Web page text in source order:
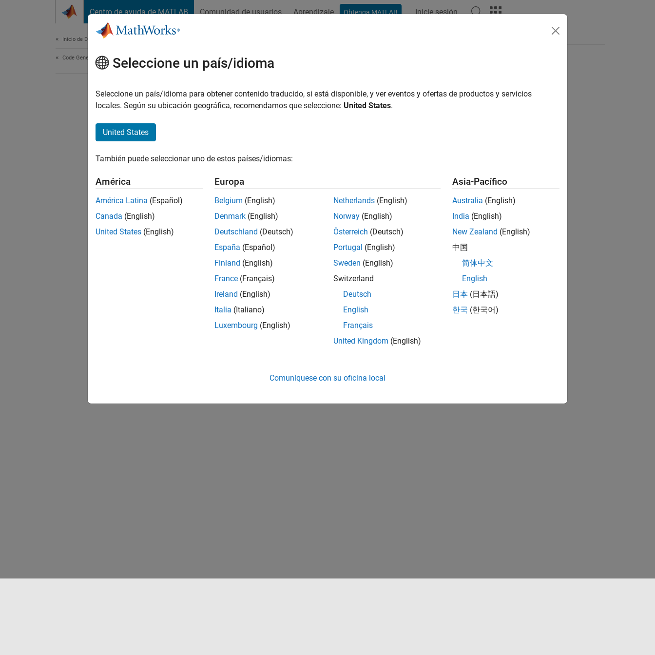
Centro de ayuda de MATLAB Comunidad de usuarios Aprendizaje Obtenga MATLAB Inicie sesión
Inicio de Documentación
Code Generation
How useful was this information?
Seleccione un país/idioma
Seleccione un país/idioma para obtener contenido traducido, si está disponible, y ver eventos y ofertas de productos y servicios
locales. Según su ubicación geográfica, recomendamos que seleccione: United States.
United States
También puede seleccionar uno de estos países/idiomas:
América
América Latina (Español)
Canada (English)
United States (English)
Europa
Belgium (English)
Denmark (English)
Deutschland (Deutsch)
España (Español)
Finland (English)
France (Français)
Ireland (English)
Italia (Italiano)
Luxembourg (English)
Netherlands (English)
Norway (English)
Österreich (Deutsch)
Portugal (English)
Sweden (English)
Switzerland
Deutsch
English
Français
United Kingdom (English)
Asia-Pacífico
Australia (English)
India (English)
New Zealand (English)
中国
简体中文
English
日本 (日本語)
한국 (한국어)
Comuníquese con su oficina local